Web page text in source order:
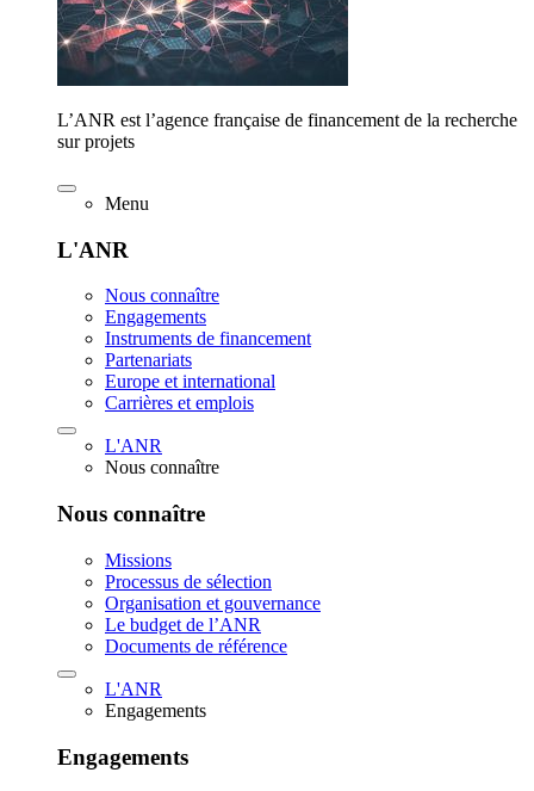
L’ANR est l’agence française de financement de la recherche
sur projets
Menu
L'ANR
Nous connaître
Engagements
Instruments de financement
Partenariats
Europe et international
Carrières et emplois
L'ANR
Nous connaître
Nous connaître
Missions
Processus de sélection
Organisation et gouvernance
Le budget de l’ANR
Documents de référence
L'ANR
Engagements
Engagements